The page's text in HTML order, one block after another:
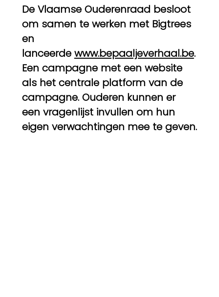
De Vlaamse Ouderenraad besloot
om samen te werken met Bigtrees
en
lanceerde www.bepaaljeverhaal.be.
Een campagne met een website
als het centrale platform van de
campagne. Ouderen kunnen er
een vragenlijst invullen om hun
eigen verwachtingen mee te geven.